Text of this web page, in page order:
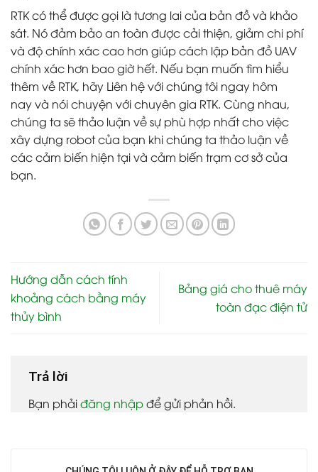
RTK có thể được gọi là tương lai của bản đồ và khảo
sát. Nó đảm bảo an toàn được cải thiện, giảm chi phí
và độ chính xác cao hơn giúp cách lập bản đồ UAV
chính xác hơn bao giờ hết. Nếu bạn muốn tìm hiểu
thêm về RTK, hãy Liên hệ với chúng tôi ngay hôm
nayvà nói chuyện với chuyên gia RTK. Cùng nhau,
chúng ta sẽ thảo luận về sự phù hợp nhất cho việc
xây dựng robot của bạn khi chúng ta thảo luận về
các cảm biến hiện tại và cảm biến trạm cơ sở của
bạn.
Hướng dẫn cách tính
khoảng cách bằng máy
thủy bình
Bảng giá cho thuê máy
toàn đạc điện tử
Trả lời
Bạn phảiđăng nhậpđể gửi phản hồi.